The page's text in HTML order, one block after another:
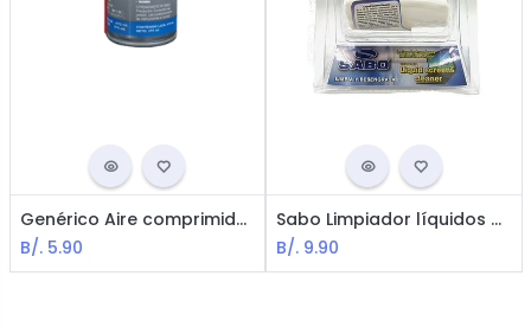
Genérico Aire comprimido / 470 ml
B/. 5.90
Sabo Limpiador líquidos de Pantallas
B/. 9.90